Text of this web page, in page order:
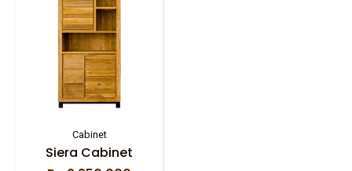
Cabinet
Siera Cabinet